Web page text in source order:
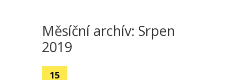
Měsíční archív: Srpen
2019
15